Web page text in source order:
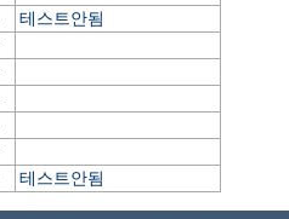
테스트안됨
테스트안됨